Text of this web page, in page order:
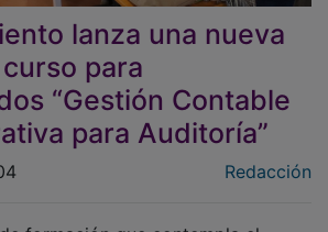
lanza una nueva
para
“Gestión Contable
para Auditoría”